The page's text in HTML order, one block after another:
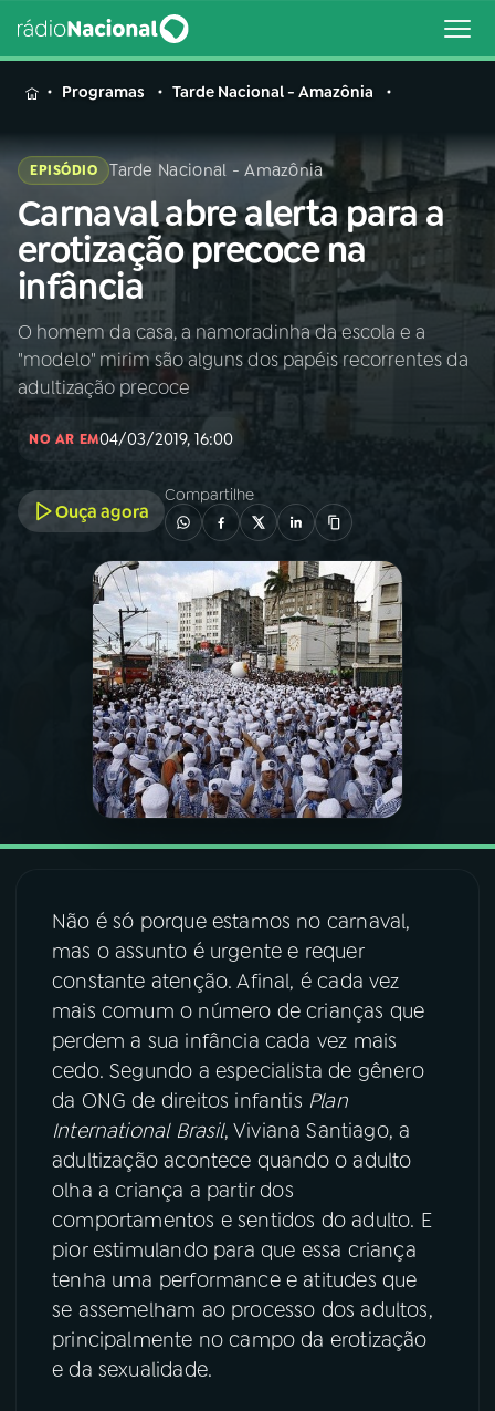
MENU
Buscar
na
Rádio
Nacional
Buscar
AO VIVO
01 INÍCIO
PROGRAMAS
PODCASTS
VIDEOCASTS
ÚLTIMAS
08FESTIVAL DE MÚSICA
ACOMPANHE A RÁDIO NACIONAL
YouTube Facebook
TikTok
Programas Tarde Nacional - Amazônia
EPISÓDIO Tarde Nacional - Amazônia
Carnaval abre alerta para a
erotização precoce na
infância
O homem da casa, a namoradinha da escola e a
"modelo" mirim são alguns dos papéis recorrentes da
adultização precoce
NO AR EM04/03/2019, 16:00
Ouça agora
Compartilhe
Não é só porque estamos no carnaval,
mas o assunto é urgente e requer
constante atenção. Afinal, é cada vez
mais comum o número de crianças que
perdem a sua infância cada vez mais
cedo. Segundo a especialista de gênero
da ONG de direitos infantis Plan
International Brasil, Viviana Santiago, a
adultização acontece quando o adulto
olha a criança a partir dos
comportamentos e sentidos do adulto. E
pior estimulando para que essa criança
tenha uma performance e atitudes que
se assemelham ao processo dos adultos,
principalmente no campo da erotização
e da sexualidade.